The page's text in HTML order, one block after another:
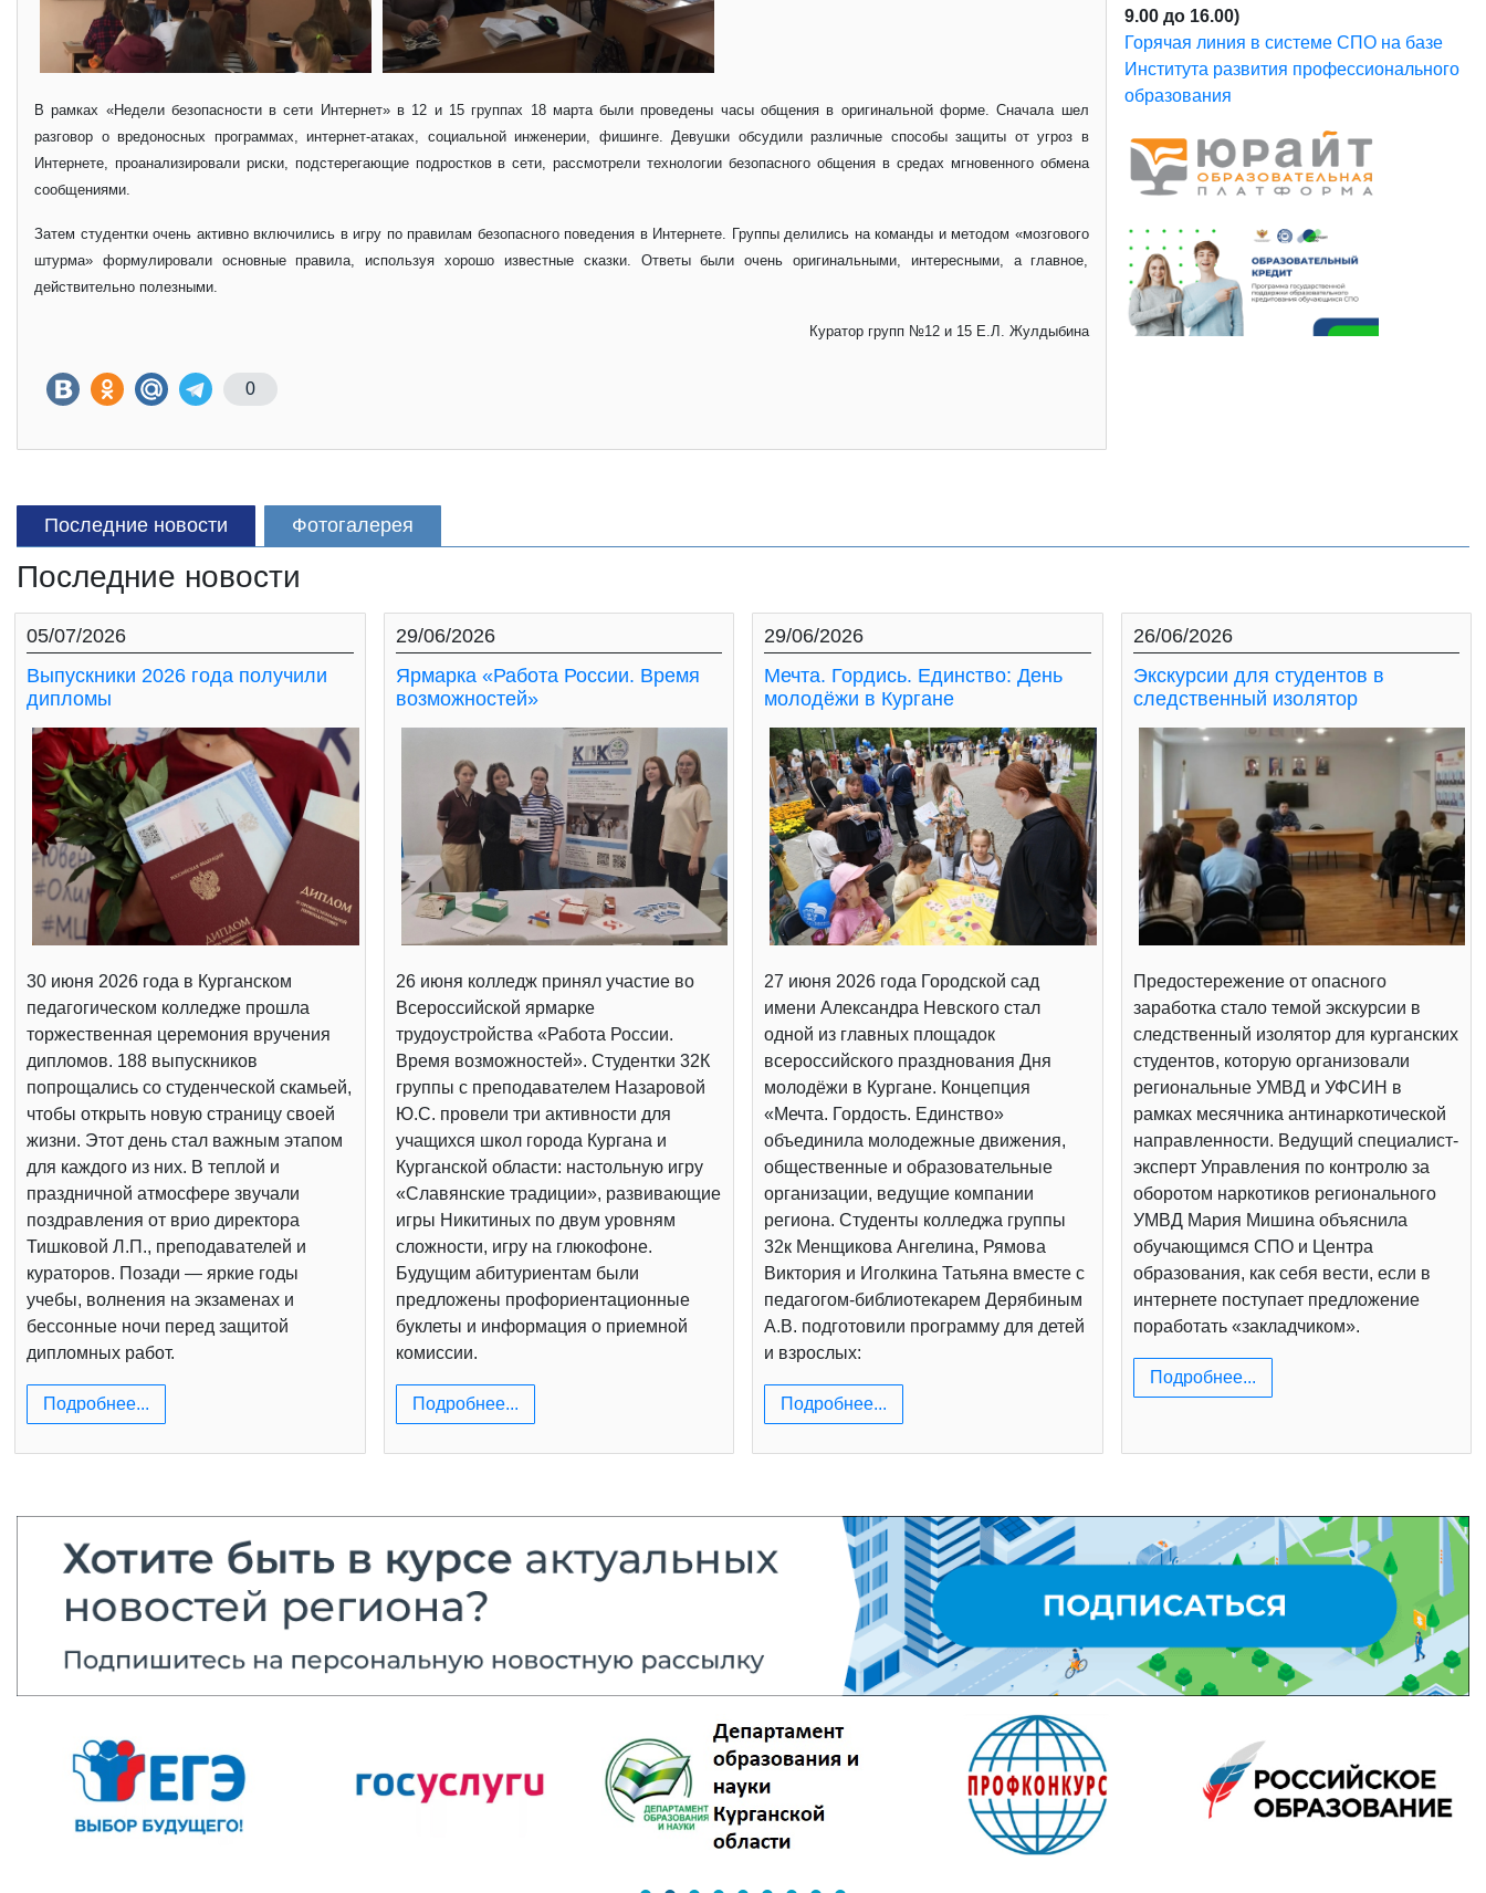
В рамках «Недели безопасности в сети Интернет» в 12 и 15 группах 18 марта были проведены часы общения в оригинальной форме. Сначала шел
разговор о вредоносных программах, интернет-атаках, социальной инженерии, фишинге. Девушки обсудили различные способы защиты от угроз в
Интернете, проанализировали риски, подстерегающие подростков в сети, рассмотрели технологии безопасного общения в средах мгновенного обмена
сообщениями.
Затем студентки очень активно включились в игру по правилам безопасного поведения в Интернете. Группы делились на команды и методом «мозгового
штурма» формулировали основные правила, используя хорошо известные сказки. Ответы были очень оригинальными, интересными, а главное,
действительно полезными.
Куратор групп №12 и 15 Е.Л. Жулдыбина
0
9.00 до 16.00)
Горячая линия в системе СПО на базе
Института развития профессионального
образования
Последние новости Фотогалерея
Последние новости
05/07/2026
Выпускники 2026 года получили
дипломы
30 июня 2026 года в Курганском
педагогическом колледже прошла
торжественная церемония вручения
дипломов. 188 выпускников
попрощались со студенческой скамьей,
чтобы открыть новую страницу своей
жизни. Этот день стал важным этапом
для каждого из них. В теплой и
праздничной атмосфере звучали
поздравления от врио директора
Тишковой Л.П., преподавателей и
кураторов. Позади — яркие годы
учебы, волнения на экзаменах и
бессонные ночи перед защитой
дипломных работ.
Подробнее...
29/06/2026
Ярмарка «Работа России. Время
возможностей»
26 июня колледж принял участие во
Всероссийской ярмарке
трудоустройства «Работа России.
Время возможностей». Студентки 32К
группы с преподавателем Назаровой
Ю.С. провели три активности для
учащихся школ города Кургана и
Курганской области: настольную игру
«Славянские традиции», развивающие
игры Никитиных по двум уровням
сложности, игру на глюкофоне.
Будущим абитуриентам были
предложены профориентационные
буклеты и информация о приемной
комиссии.
Подробнее...
29/06/2026
Мечта. Гордись. Единство: День
молодёжи в Кургане
27 июня 2026 года Городской сад
имени Александра Невского стал
одной из главных площадок
всероссийского празднования Дня
молодёжи в Кургане. Концепция
«Мечта. Гордость. Единство»
объединила молодежные движения,
общественные и образовательные
организации, ведущие компании
региона. Студенты колледжа группы
32к Менщикова Ангелина, Рямова
Виктория и Иголкина Татьяна вместе с
педагогом-библиотекарем Дерябиным
А.В. подготовили программу для детей
и взрослых:
Подробнее...
26/06/2026
Экскурсии для студентов в
следственный изолятор
Предостережение от опасного
заработка стало темой экскурсии в
следственный изолятор для курганских
студентов, которую организовали
региональные УМВД и УФСИН в
рамках месячника антинаркотической
направленности. Ведущий специалист-
эксперт Управления по контролю за
оборотом наркотиков регионального
УМВД Мария Мишина объяснила
обучающимся СПО и Центра
образования, как себя вести, если в
интернете поступает предложение
поработать «закладчиком».
Подробнее...